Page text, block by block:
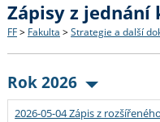
Struktura a historie
Strategie a další
Podpora a benefity pro
Co studovat a jak se
Učitelské studijní
Informace k průběhu
Bakalářské a magisterské
Doktorské studium
Rigorózní řízení
O vědě a výzkumu na FF
Akademické kvalifikace
Granty a projekty
Aktuální nabídky a
Vyjíždějící studenti
Přijíždějící studenti
Zápisy z jednání
FF > Fakulta > Strategie a další
Rok 2026
2026-05-04 Zápis z